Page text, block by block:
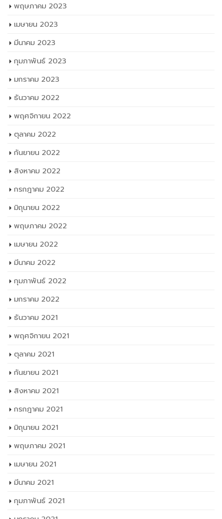
พฤษภาคม 2023
เมษายน 2023
มีนาคม 2023
กุมภาพันธ์ 2023
มกราคม 2023
ธันวาคม 2022
พฤศจิกายน 2022
ตุลาคม 2022
กันยายน 2022
สิงหาคม 2022
กรกฎาคม 2022
มิถุนายน 2022
พฤษภาคม 2022
เมษายน 2022
มีนาคม 2022
กุมภาพันธ์ 2022
มกราคม 2022
ธันวาคม 2021
พฤศจิกายน 2021
ตุลาคม 2021
กันยายน 2021
สิงหาคม 2021
กรกฎาคม 2021
มิถุนายน 2021
พฤษภาคม 2021
เมษายน 2021
มีนาคม 2021
กุมภาพันธ์ 2021